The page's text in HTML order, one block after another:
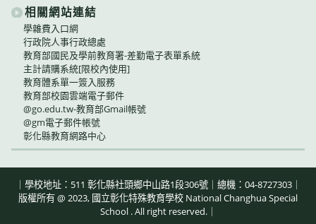
相關網站連結
學雜費入口網
行政院人事行政總處
教育部國民及學前教育署-差勤電子表單系統
主計請購系統[限校內使用]
教育體系單一簽入服務
教育部校園雲端電子郵件
@go.edu.tw-教育部Gmail帳號
@gm電子郵件帳號
彰化縣教育網路中心
｜學校地址：511 彰化縣社頭鄉中山路1段306號｜總機：04-8727303｜
版權所有 @ 2023, 國立彰化特殊教育學校 National Changhua Special
School . All right reserved.｜